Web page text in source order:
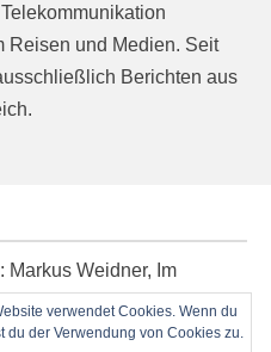
Reisen und Medien. Seit
Berichten aus
Markus Weidner, Im
E-Mail:
verwendet Cookies. Wenn du
du der Verwendung von Cookies zu.